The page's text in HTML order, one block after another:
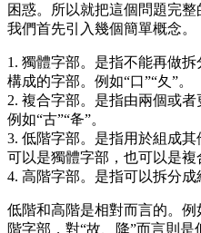
困惑。所以就把這個問題完整
我們首先引入幾個簡單概念。
1. 獨體字部。是指不能再做
構成的字部。例如“口”“夂”。
2. 複合字部。是指由兩個或者
例如“古”“夅”。
3. 低階字部。是指用於組成
可以是獨體字部，也可以是複
4. 高階字部。是指可以拆分成
低階和高階是相對而言的。例
階字部，對“故、降”而言則是